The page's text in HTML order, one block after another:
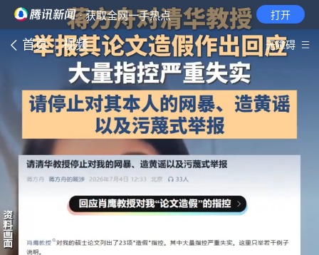
· 获取全网一手热点 打开
首页 视频 无障碍